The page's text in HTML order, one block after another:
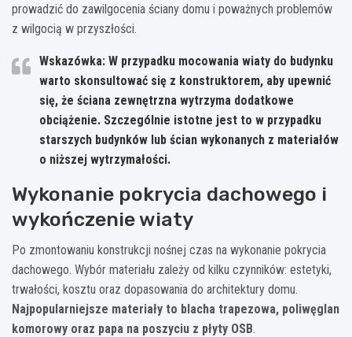
prowadzić do zawilgocenia ściany domu i poważnych problemów
z wilgocią w przyszłości.
Wskazówka: W przypadku mocowania wiaty do budynku
warto skonsultować się z konstruktorem, aby upewnić
się, że ściana zewnętrzna wytrzyma dodatkowe
obciążenie. Szczególnie istotne jest to w przypadku
starszych budynków lub ścian wykonanych z materiałów
o niższej wytrzymałości.
Wykonanie pokrycia dachowego i
wykończenie wiaty
Po zmontowaniu konstrukcji nośnej czas na wykonanie pokrycia
dachowego. Wybór materiału zależy od kilku czynników: estetyki,
trwałości, kosztu oraz dopasowania do architektury domu.
Najpopularniejsze materiały to blacha trapezowa, poliwęglan
komorowy oraz papa na poszyciu z płyty OSB.